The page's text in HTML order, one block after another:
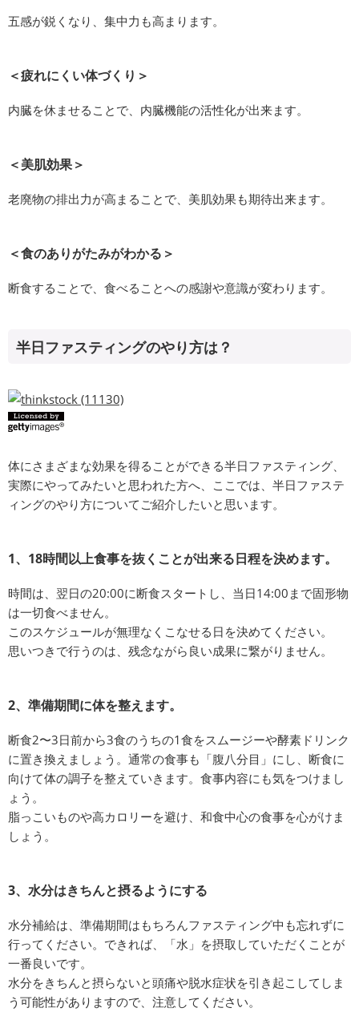
五感が鋭くなり、集中力も高まります。
＜疲れにくい体づくり＞
内臓を休ませることで、内臓機能の活性化が出来ます。
＜美肌効果＞
老廃物の排出力が高まることで、美肌効果も期待出来ます。
＜食のありがたみがわかる＞
断食することで、食べることへの感謝や意識が変わります。
半日ファスティングのやり方は？
体にさまざまな効果を得ることができる半日ファスティング、
実際にやってみたいと思われた方へ、ここでは、半日ファステ
ィングのやり方についてご紹介したいと思います。
1、18時間以上食事を抜くことが出来る日程を決めます。
時間は、翌日の20:00に断食スタートし、当日14:00まで固形物
は一切食べません。
このスケジュールが無理なくこなせる日を決めてください。
思いつきで行うのは、残念ながら良い成果に繋がりません。
2、準備期間に体を整えます。
断食2〜3日前から3食のうちの1食をスムージーや酵素ドリンク
に置き換えましょう。通常の食事も「腹八分目」にし、断食に
向けて体の調子を整えていきます。食事内容にも気をつけまし
ょう。
脂っこいものや高カロリーを避け、和食中心の食事を心がけま
しょう。
3、水分はきちんと摂るようにする
水分補給は、準備期間はもちろんファスティング中も忘れずに
行ってください。できれば、「水」を摂取していただくことが
一番良いです。
水分をきちんと摂らないと頭痛や脱水症状を引き起こしてしま
う可能性がありますので、注意してください。